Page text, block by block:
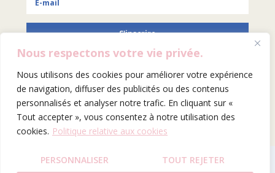
Nous respectons votre vie privée.
Nous utilisons des cookies pour améliorer votre expérience
de navigation, diffuser des publicités ou des contenus
personnalisés et analyser notre trafic. En cliquant sur «
Tout accepter », vous consentez à notre utilisation des
cookies. Politique relative aux cookies
PERSONNALISER TOUT REJETER
S'inscrire
SITE BY HELENA GALLAIS